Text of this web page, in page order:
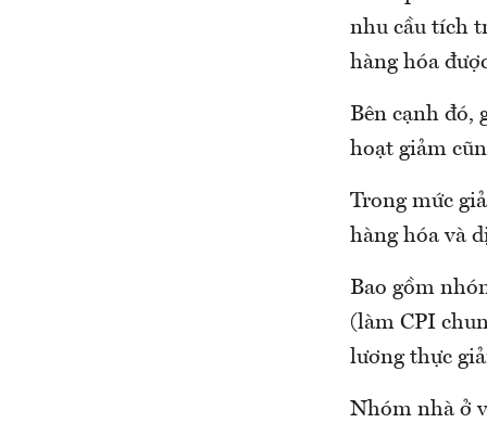
nhu cầu tích
hàng hóa
Bên cạnh đó,
hoạt giảm
Trong mức
hàng hóa và
Bao gồm
(làm CPI
lương thực
Nhóm nhà ở